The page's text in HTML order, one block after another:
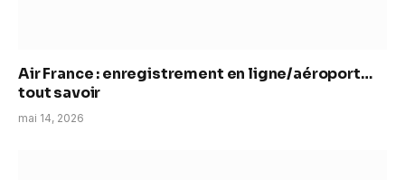
Air France : enregistrement en ligne/aéroport…
tout savoir
mai 14, 2026